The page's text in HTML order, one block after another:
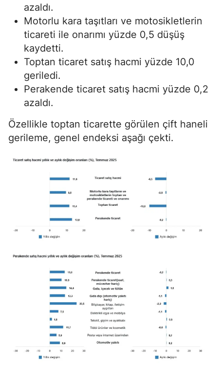
azaldı.
Motorlu kara taşıtları ve motosikletlerin
ticareti ile onarımı yüzde 0,5 düşüş
kaydetti.
Toptan ticaret satış hacmi yüzde 10,0
geriledi.
Perakende ticaret satış hacmi yüzde 0,2
azaldı.
Özellikle toptan ticarette görülen çift haneli
gerileme, genel endeksi aşağı çekti.